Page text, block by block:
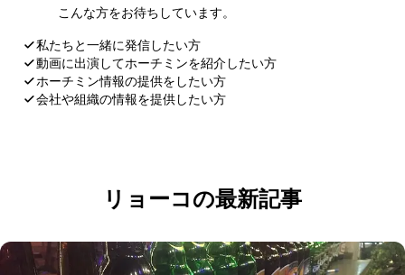
こんな方をお待ちしています。
私たちと一緒に発信したい方
動画に出演してホーチミンを紹介したい方
ホーチミン情報の提供をしたい方
会社や組織の情報を提供したい方
リョーコの最新記事